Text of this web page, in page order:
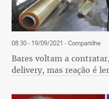
08:30 - 19/09/2021 - Compartilhe
Bares voltam a
delivery, mas reação é